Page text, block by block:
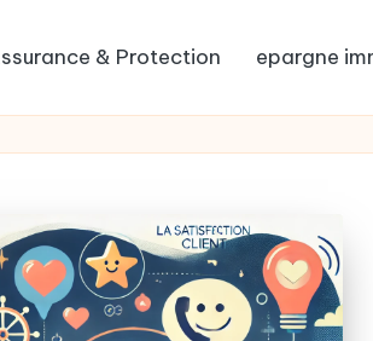
& Protection epargne